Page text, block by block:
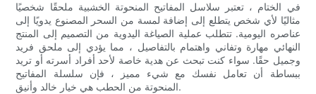
في الختام ، تعتبر سلاسل المفاتيح المنحوتة الخشبية ملحقًا شخصيًا
مثاليًا لأي شخص يتطلع إلى إضافة لمسة من السحر المصنوع يدويًا إلى
عناصره اليومية. تتطلب عملية الصياغة اليدوية من التصميم إلى المنتج
النهائي مهارة وتفاني واهتمام بالتفاصيل ، مما يؤدي إلى ملحق فريد
وجميل حقًا. سواء كنت تبحث عن هدية خاصة لأحد أفراد أسرته أو تريد
ببساطة أن تعامل نفسك مع شيء مميز ، فإن سلسلة المفاتيح
المنحوتة من الحطب هي خيار خالد وأنيق.